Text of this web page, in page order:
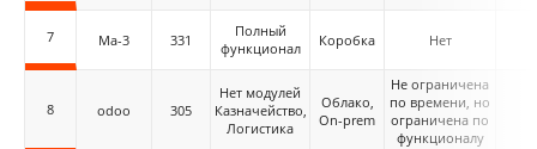
7 Ма-3 331
Полный
функционал
Коробка Нет
8 odoo 305
Нет модулей
Казначейство,
Логистика
Облако,
On-prem
Не ограничена
по времени, но
ограничена по
функционалу